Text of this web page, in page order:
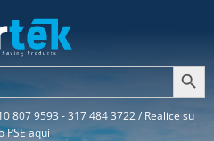
Botón de
807 9593 - 317 484 3722 / Realice su
PSE aquí